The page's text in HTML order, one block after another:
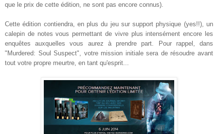
que le prix de cette édition, ne sont pas encore connus).
Cette édition contiendra, en plus du jeu sur support physique (yes!!), un
calepin de notes vous permettant de vivre plus intensément encore les
enquêtes auxquelles vous aurez à prendre part. Pour rappel, dans
"Murdered: Soul Suspect", votre mission initiale sera de résoudre avant
tout votre propre meurtre, en tant qu'esprit...